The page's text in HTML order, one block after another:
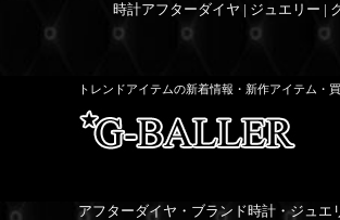
時計アフターダイヤ | ジュエリー |
トレンドアイテムの新着情報・新作アイテム・
アフターダイヤ・ブランド時計・ジュ